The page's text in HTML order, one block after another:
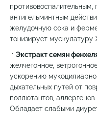
антигельминтным
желудочную сока и
тонизирует мускулатуру
Экстракт семян
желчегонное,
ускорению
дыхательных путей от
поллютантов,
Обладает слабыми